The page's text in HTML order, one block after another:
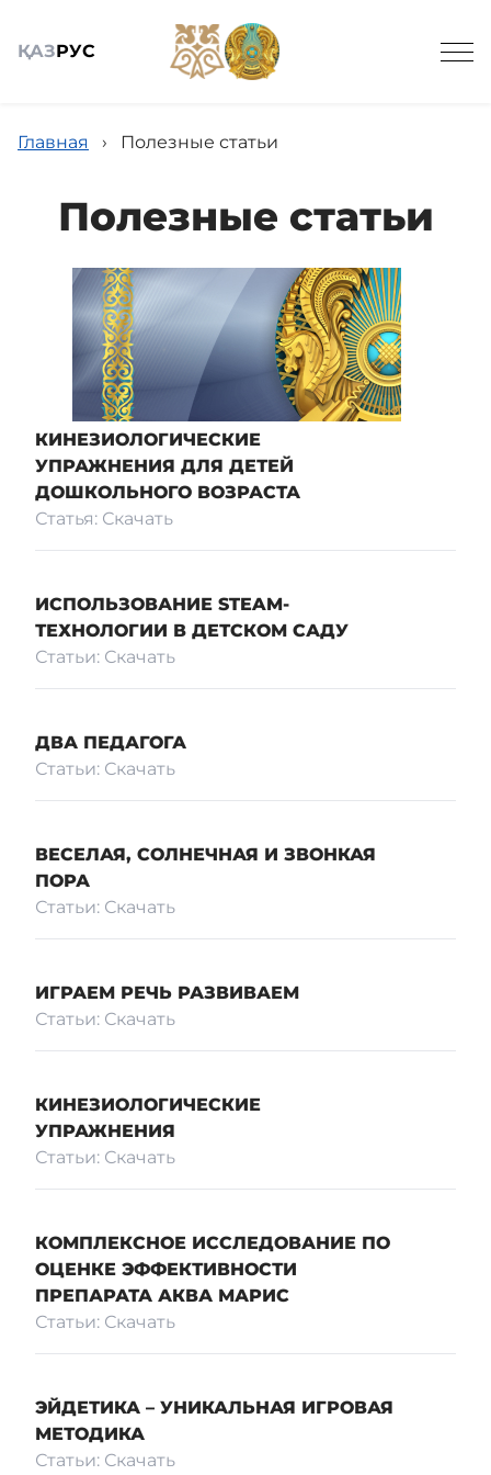
ҚАЗРУС
Детские сады
Вирутальный методический кабинет
Научно-практический журнал
Медиа
Комплаенс-офицер
Адалдық алаңы
Единый словарь
Версия для слабовидящих
Главная › Полезные статьи
Полезные статьи
КИНЕЗИОЛОГИЧЕСКИЕ
УПРАЖНЕНИЯ ДЛЯ ДЕТЕЙ
ДОШКОЛЬНОГО ВОЗРАСТА
Статья: Скачать
ИСПОЛЬЗОВАНИЕ STEAM-
ТЕХНОЛОГИИ В ДЕТСКОМ САДУ
Статьи: Скачать
ДВА ПЕДАГОГА
Статьи: Скачать
ВЕСЕЛАЯ, СОЛНЕЧНАЯ И ЗВОНКАЯ
ПОРА
Статьи: Скачать
ИГРАЕМ РЕЧЬ РАЗВИВАЕМ
Статьи: Скачать
КИНЕЗИОЛОГИЧЕСКИЕ
УПРАЖНЕНИЯ
Статьи: Скачать
КОМПЛЕКСНОЕ ИССЛЕДОВАНИЕ ПО
ОЦЕНКЕ ЭФФЕКТИВНОСТИ
ПРЕПАРАТА АКВА МАРИС
Статьи: Скачать
ЭЙДЕТИКА – УНИКАЛЬНАЯ ИГРОВАЯ
МЕТОДИКА
Статьи: Скачать